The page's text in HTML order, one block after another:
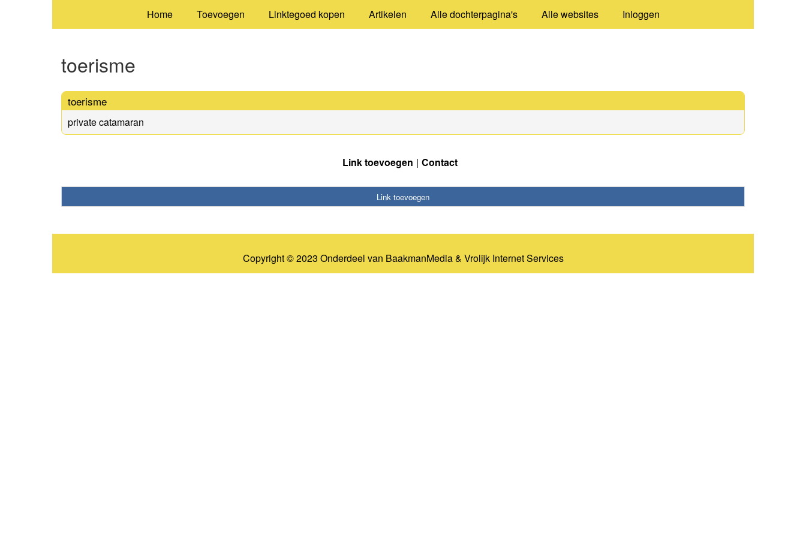
Home Toevoegen Linktegoed kopen Artikelen Alle dochterpagina's Alle websites Inloggen
toerisme
toerisme
private catamaran
Link toevoegen Contact
Link toevoegen
Copyright © 2023 Onderdeel van BaakmanMedia& Vrolijk Internet Services